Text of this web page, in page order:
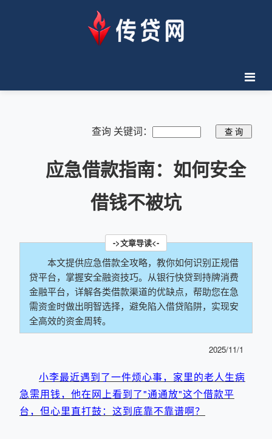
查询 关键词：
应急借款指南：如何安全
借钱不被坑
本文提供应急借款全攻略，教你如何识别正规借
贷平台，掌握安全融资技巧。从银行快贷到持牌消费
金融平台，详解各类借款渠道的优缺点，帮助您在急
需资金时做出明智选择，避免陷入借贷陷阱，实现安
全高效的资金周转。
2025/11/1
小李最近遇到了一件烦心事，家里的老人生病
急需用钱，他在网上看到了"通通放"这个借款平
台，但心里直打鼓：这到底靠不靠谱啊？